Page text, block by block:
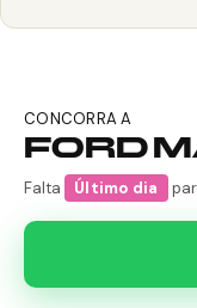
CONCORRA A
FORD
Falta Último dia